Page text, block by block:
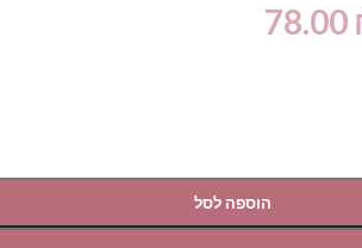
78.00
הוספה לסל